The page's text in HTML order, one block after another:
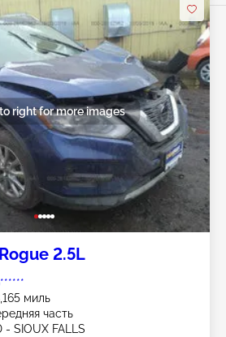
right for more images
2.5L
миль
часть
- SIOUX FALLS